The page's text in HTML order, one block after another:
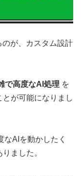
が、カスタム設計
で高度なAI処理 を
が可能になりまし
AIを動かしたく
ました。